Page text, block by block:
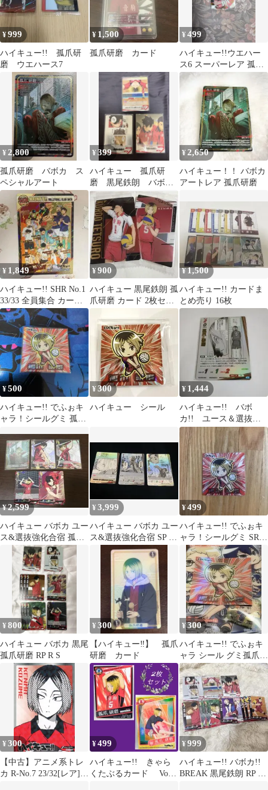
¥999
ハイキュー!! 孤爪研
磨 ウエハース7
¥ 1,500
孤爪研磨 カード
¥499
ハイキュー!!ウエハー
ス6 スーパーレア 孤爪
研磨
¥ 2,800
孤爪研磨 バボカ ス
ペシャルアート
¥399
ハイキュー 孤爪研
磨 黒尾鉄朗 バボ
カ R RP S 音駒
¥2,650
ハイキュー！！ バボカ
アートレア 孤爪研磨
¥ 1,849
ハイキュー!! SHR No.1
33/33 全員集合 カード
SHR
¥900
ハイキュー 黒尾鉄朗 孤
爪研磨 カード 2枚セッ
¥1,500
ハイキュー!! カードま
とめ売り 16枚
¥500
ハイキュー!! でふぉキ
ャラ！シールグミ 孤爪
¥300
ハイキュー シール
¥ 1,444
ハイキュー!! バボ
カ!! ユース＆選抜強
化合宿 孤爪研磨SP ＋
音駒
¥2,599
ハイキュー バボカ ユー
ス&選抜強化合宿 孤爪
研磨 SA 頂 黒尾鉄朗
¥3,999
ハイキュー バボカ ユー
ス&選抜強化合宿 SP 佐
久早聖臣 天童覚 孤爪
¥499
ハイキュー!! でふぉキ
ャラ！シールグミ SR
狐爪研磨
¥800
ハイキュー バボカ 黒尾
孤爪研磨 RP R S
¥300
【ハイキュー‼︎】 孤爪
研磨 カード
¥300
ハイキュー!! でふぉキ
ャラ シール グミ孤爪研
磨 SRステッカー シー
ル
¥300
【中古】アニメ系トレ
カ R-No.7 23/32[レア]：
¥499
ハイキュー!! きゃら
くたぶるカード Vol.3
¥999
ハイキュー!! バボカ!!
BREAK 黒尾鉄朗 RP 孤